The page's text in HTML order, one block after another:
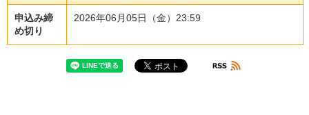
申込み締
め切り
2026年06月05日（金）23:59